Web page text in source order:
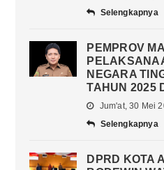
Selengkapnya
PEMPROV
NEGARA
TAHUN 2025
Jum'at, 30 Mei
Selengkapnya
DPRD KOTA